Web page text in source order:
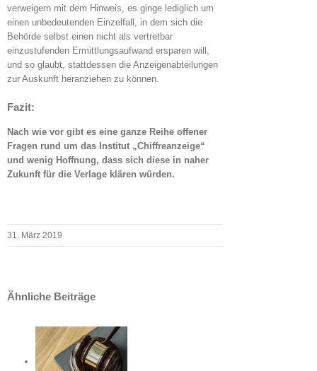
verweigern mit dem Hinweis, es ginge lediglich um
einen unbedeutenden Einzelfall, in dem sich die
Behörde selbst einen nicht als vertretbar
einzustufenden Ermittlungsaufwand ersparen will,
und so glaubt, stattdessen die Anzeigenabteilungen
zur Auskunft heranziehen zu können.
Fazit:
Nach wie vor gibt es eine ganze Reihe offener
Fragen rund um das Institut „Chiffreanzeige“
und wenig Hoffnung, dass sich diese in naher
Zukunft für die Verlage klären würden.
31. März 2019
Ähnliche Beiträge